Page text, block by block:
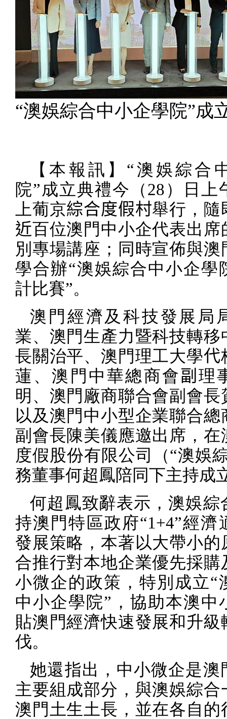
“澳娛綜合中小企學院”成
【本報訊】“澳娛綜合
院”成立典禮今（28 ）日上
上葡京綜合度假村舉行，隨
近百位澳門中小企代表出席
別專場講座；同時宣佈與澳
學合辦“澳娛綜合中小企學
計比賽”。
澳門經濟及科技發展局
業、澳門生產力暨科技轉移
長關治平、澳門理工大學代
蓮、澳門中華總商會副理
明、澳門廠商聯合會副會長
以及澳門中小型企業聯合總
副會長陳美儀應邀出席，在
度假股份有限公司（“澳娛
務董事何超鳳陪同下主持成
何超鳳致辭表示，澳娛綜
持澳門特區政府“1+4”經濟
發展策略，本著以大帶小的
合推行對本地企業優先採購
小微企的政策，特別成立“
中小企學院”，協助本澳中
貼澳門經濟快速發展和升級
伐。
她還指出，中小微企是澳
主要組成部分，與澳娛綜合
澳門土生土長，並在各自的